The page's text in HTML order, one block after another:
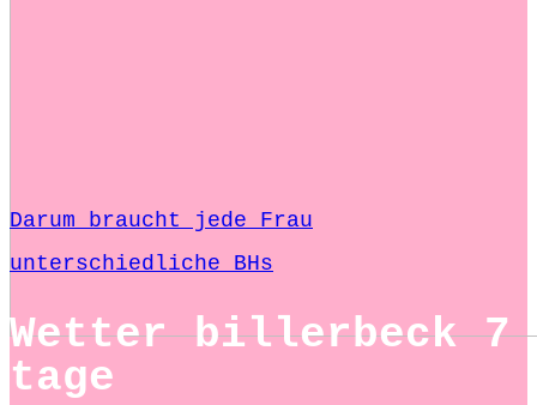
Darum braucht jede Frau
unterschiedliche BHs
Wetter billerbeck 7
tage